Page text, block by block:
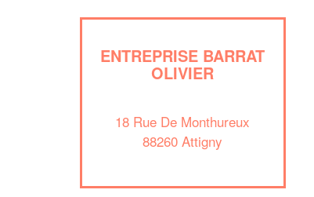
ENTREPRISE BARRAT
OLIVIER
18 Rue De Monthureux
88260 Attigny